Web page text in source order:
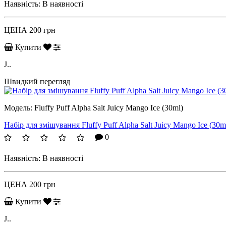
Наявність: В наявності
ЦЕНА 200 грн
Купити
J..
Швидкий перегляд
Модель: Fluffy Puff Alpha Salt Juicy Mango Ice (30ml)
Набір для змішування Fluffy Puff Alpha Salt Juicy Mango Ice
0
Наявність: В наявності
ЦЕНА 200 грн
Купити
J..